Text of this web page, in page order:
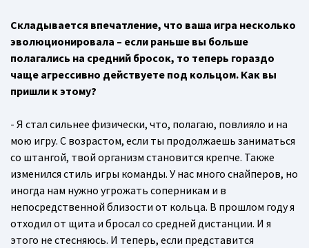
Складывается впечатление, что ваша игра несколько
эволюционировала – если раньше вы больше
полагались на средний бросок, то теперь гораздо
чаще агрессивно действуете под кольцом. Как вы
пришли к этому?
- Я стал сильнее физически, что, полагаю, повлияло и на
мою игру. С возрастом, если ты продолжаешь заниматься
со штангой, твой организм становится крепче. Также
изменился стиль игры команды. У нас много снайперов, но
иногда нам нужно угрожать соперникам и в
непосредственной близости от кольца. В прошлом году я
отходил от щита и бросал со средней дистанции. И я
этого не стесняюсь. И теперь, если представится